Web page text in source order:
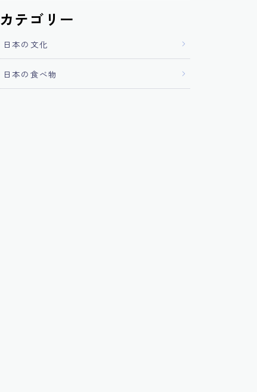
カテゴリー
日本の文化
日本の食べ物